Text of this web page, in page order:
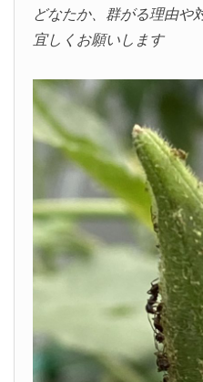
どなたか、群がる理由や
宜しくお願いします